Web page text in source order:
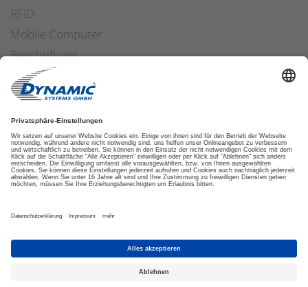
RFID
Mobile Computer
Beschriftung
Arbeitssicherheit
Applikatoren
Etiketten Software
ETIKETTENFINDER
DATENSCHUTZ IMPRESSUM
© 2026 DYNAMIC SYSTEMS GMBH